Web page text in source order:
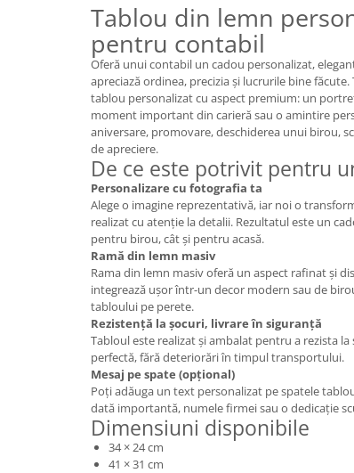
Tablou din lemn
pentru contabil
Oferă unui contabil un cadou personalizat,
apreciază ordinea, precizia și lucrurile bine
tablou personalizat cu aspect premium: un
moment important din carieră sau o amintire
aniversare, promovare, deschiderea unui birou,
de apreciere.
De ce este potrivit pentru
Personalizare cu fotografia ta
Alege o imagine reprezentativă, iar noi o
realizat cu atenție la detalii. Rezultatul este un
pentru birou, cât și pentru acasă.
Ramă din lemn masiv
Rama din lemn masiv oferă un aspect rafinat și
integrează ușor într-un decor modern sau de
tabloului pe perete.
Rezistență la șocuri, livrare în siguranță
Tabloul este realizat și ambalat pentru a rezista
perfectă, fără deteriorări în timpul transportului.
Mesaj pe spate (opțional)
Poți adăuga un text personalizat pe spatele
dată importantă, numele firmei sau o dedicație
Dimensiuni disponibile
34 × 24 cm
41 × 31 cm